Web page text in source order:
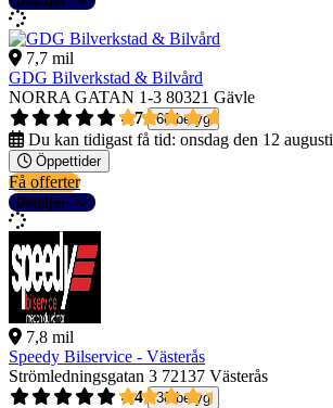
7,7 mil
GDG Bilverkstad & Bilvård
NORRA GATAN 1-3 80321 Gävle
4,7
68 betyg
Du kan tidigast få tid: onsdag den 12 augusti
Öppettider
Få offerter
Detaljer
7,8 mil
Speedy Bilservice - Västerås
Strömledningsgatan 3 72137 Västerås
4,4
38 betyg